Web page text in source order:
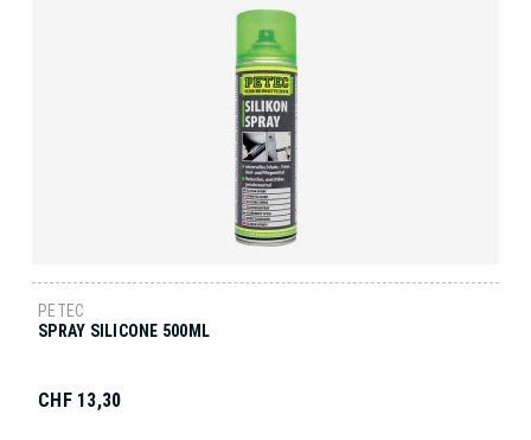
PETEC
SPRAY SILICONE 500ML
CHF 13,30